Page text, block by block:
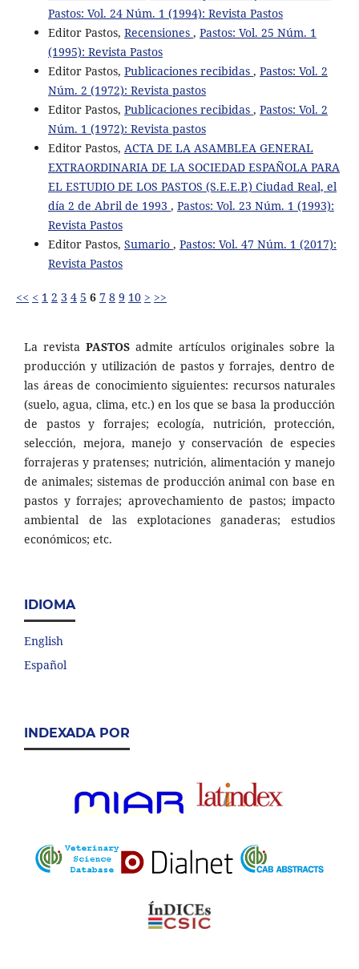
Pastos: Vol. 24 Núm. 1 (1994): Revista Pastos
Editor Pastos, Recensiones , Pastos: Vol. 25 Núm. 1
(1995): Revista Pastos
Editor Pastos, Publicaciones recibidas , Pastos: Vol. 2
Núm. 2 (1972): Revista pastos
Editor Pastos, Publicaciones recibidas , Pastos: Vol. 2
Núm. 1 (1972): Revista pastos
Editor Pastos, ACTA DE LA ASAMBLEA GENERAL
EXTRAORDINARIA DE LA SOCIEDAD ESPAÑOLA PARA
EL ESTUDIO DE LOS PASTOS (S.E.E.P.) Ciudad Real, el
día 2 de Abril de 1993 , Pastos: Vol. 23 Núm. 1 (1993):
Revista Pastos
Editor Pastos, Sumario , Pastos: Vol. 47 Núm. 1 (2017):
Revista Pastos
<< < 1 2 3 4 5 6 7 8 9 10 > >>
La revista PASTOS admite artículos originales sobre la
producción y utilización de pastos y forrajes, dentro de
las áreas de conocimiento siguientes: recursos naturales
(suelo, agua, clima, etc.) en los que se basa la producción
de pastos y forrajes; ecología, nutrición, protección,
selección, mejora, manejo y conservación de especies
forrajeras y pratenses; nutrición, alimentación y manejo
de animales; sistemas de producción animal con base en
pastos y forrajes; aprovechamiento de pastos; impacto
ambiental de las explotaciones ganaderas; estudios
económicos; etc.
IDIOMA
English
Español
INDEXADA POR